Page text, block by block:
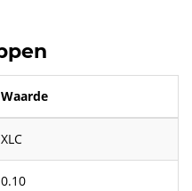
Waarde
XLC
0.10